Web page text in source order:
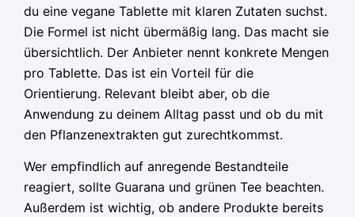
du eine vegane Tablette mit klaren Zutaten suchst.
Die Formel ist nicht übermäßig lang. Das macht sie
übersichtlich. Der Anbieter nennt konkrete Mengen
pro Tablette. Das ist ein Vorteil für die
Orientierung. Relevant bleibt aber, ob die
Anwendung zu deinem Alltag passt und ob du mit
den Pflanzenextrakten gut zurechtkommst.
Wer empfindlich auf anregende Bestandteile
reagiert, sollte Guarana und grünen Tee beachten.
Außerdem ist wichtig, ob andere Produkte bereits